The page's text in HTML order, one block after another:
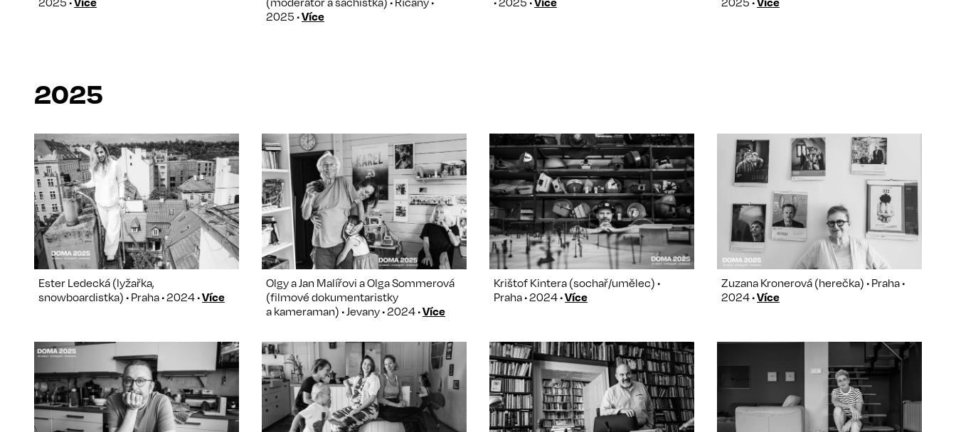
2025 •Více
2025
Ester Ledecká (lyžařka,
snowboardistka) • Praha • 2024 •Více
Olgy a Jan Malířovi a Olga Sommerová
(filmové dokumentaristky
a kameraman) • Jevany • 2024 •Více
Krištof Kintera (sochař/umělec) •
Praha • 2024 •Více
Zuzana Kronerová (herečka) • Praha •
2024 •Více